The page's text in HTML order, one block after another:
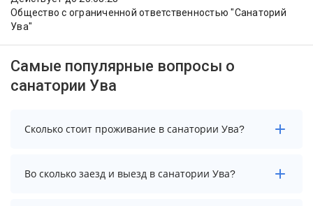
Общество с ограниченной ответственностью "Санаторий
Ува"
Самые популярные вопросы о
санатории Ува
Сколько стоит проживание в санатории Ува?
Стоимость проживания в санатории Ува начинается
от 2850 рублей. Чтобы увидеть актуальные цены на
Во сколько заезд и выезд в санатории Ува?